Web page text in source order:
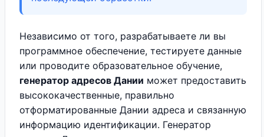
Независимо от того, разрабатываете ли вы
программное обеспечение, тестируете данные
или проводите образовательное обучение,
генератор адресов Дании может предоставить
высококачественные, правильно
отформатированные Дании адреса и связанную
информацию идентификации. Генератор